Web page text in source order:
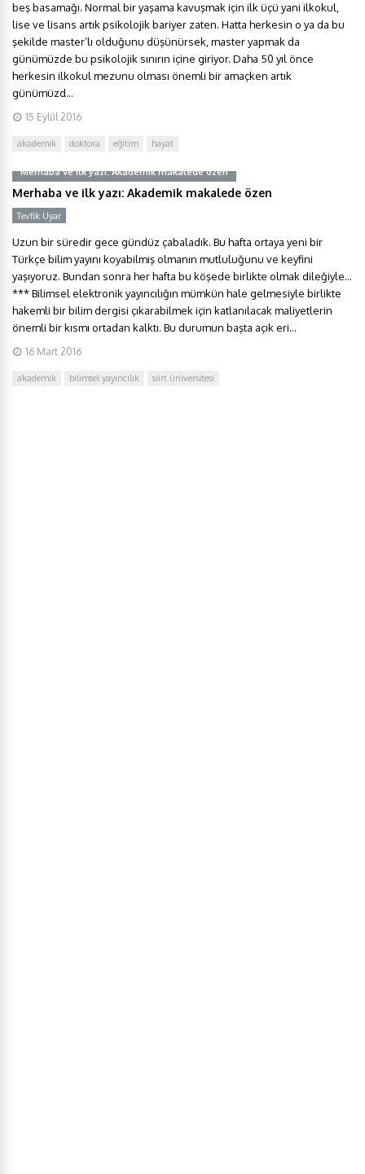
beş basamağı. Normal bir yaşama kavuşmak için ilk üçü yani ilkokul,
lise ve lisans artık psikolojik bariyer zaten. Hatta herkesin o ya da bu
şekilde master’lı olduğunu düşünürsek, master yapmak da
günümüzde bu psikolojik sınırın içine giriyor. Daha 50 yıl önce
herkesin ilkokul mezunu olması önemli bir amaçken artık
günümüzd...
15 Eylül 2016
akademik doktora eğitim hayat
Merhaba ve ilk yazı: Akademik makalede özen
Merhaba ve ilk yazı: Akademik makalede özen
Tevfik Uyar
Uzun bir süredir gece gündüz çabaladık. Bu hafta ortaya yeni bir
Türkçe bilim yayını koyabilmiş olmanın mutluluğunu ve keyfini
yaşıyoruz. Bundan sonra her hafta bu köşede birlikte olmak dileğiyle…
*** Bilimsel elektronik yayıncılığın mümkün hale gelmesiyle birlikte
hakemli bir bilim dergisi çıkarabilmek için katlanılacak maliyetlerin
önemli bir kısmı ortadan kalktı. Bu durumun başta açık eri...
16 Mart 2016
akademik bilimsel yayıncılık siirt üniversitesi